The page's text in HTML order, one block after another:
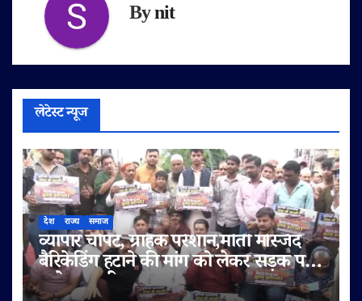
Bynit
लेटेस्ट न्यूज
देश राज्य समाज
व्यापार चौपट, ग्राहक परेशान,मोती मस्जिद
बैरिकेडिंग हटाने की मांग को लेकर सड़क पर
उतरे व्यापारी